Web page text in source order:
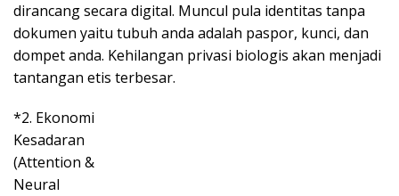
dirancang secara digital. Muncul pula identitas tanpa
dokumen yaitu tubuh anda adalah paspor, kunci, dan
dompet anda. Kehilangan privasi biologis akan menjadi
tantangan etis terbesar.
*2. Ekonomi
Kesadaran
(Attention &
Neural